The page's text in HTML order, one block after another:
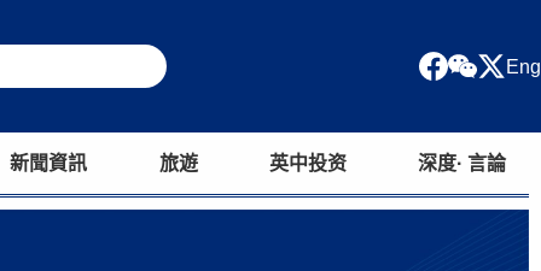
Eng
新聞資訊 旅遊 英中投资 深度· 言論